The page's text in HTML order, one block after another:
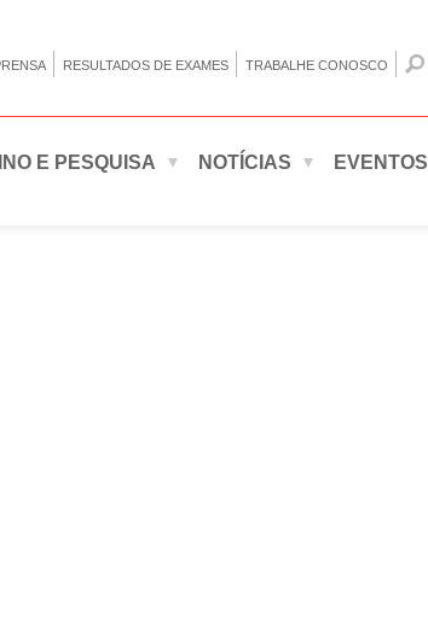
RESULTADOS DE EXAMES TRABALHE CONOSCO
E PESQUISA NOTÍCIAS EVENTOS